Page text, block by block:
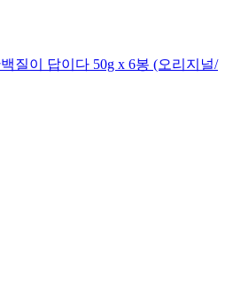
질이 답이다 50g x 6봉 (오리지널/